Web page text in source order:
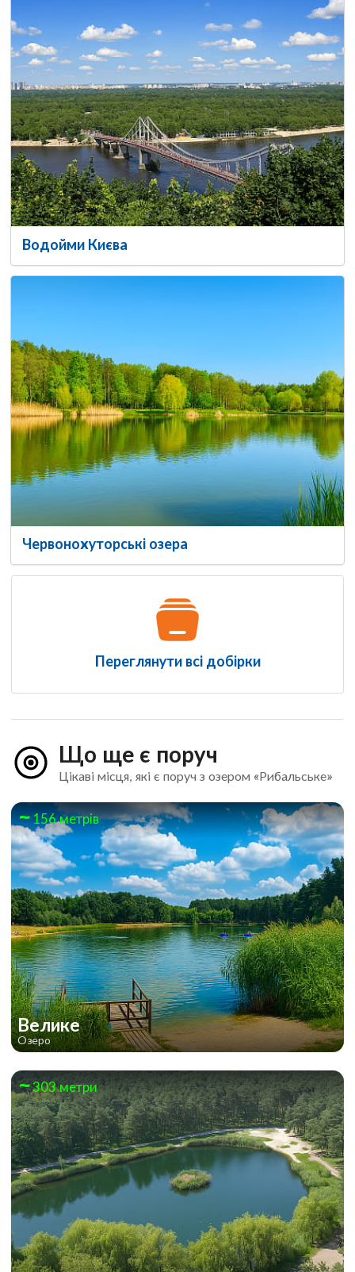
Водойми Києва
Червонохуторські озера
Переглянути всі добірки
Що ще є поруч
Цікаві місця, які є поруч з озером «Рибальське»
156 метрів
Велике
Озеро
303 метри